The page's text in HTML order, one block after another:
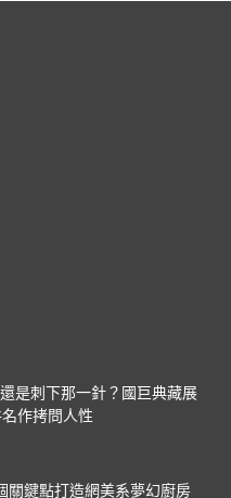
是刺下那一針？國巨典藏展
作拷問人性
關鍵點打造網美系夢幻廚房